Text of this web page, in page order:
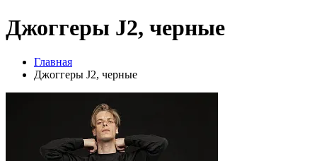
Джоггеры J2, черные
Главная
Джоггеры J2, черные